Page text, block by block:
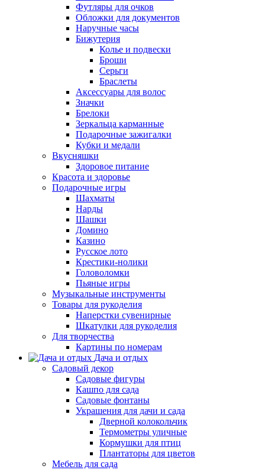
Футляры для очков
Обложки для документов
Наручные часы
Бижутерия
Колье и подвески
Броши
Серьги
Браслеты
Аксессуары для волос
Значки
Брелоки
Зеркальца карманные
Подарочные зажигалки
Кубки и медали
Вкусняшки
Здоровое питание
Красота и здоровье
Подарочные игры
Шахматы
Нарды
Шашки
Домино
Казино
Русское лото
Крестики-нолики
Головоломки
Пьяные игры
Музыкальные инструменты
Товары для рукоделия
Наперстки сувенирные
Шкатулки для рукоделия
Для творчества
Картины по номерам
Дача и отдых
Садовый декор
Садовые фигуры
Кашпо для сада
Садовые фонтаны
Украшения для дачи и сада
Дверной колокольчик
Термометры уличные
Кормушки для птиц
Плантаторы для цветов
Мебель для сада